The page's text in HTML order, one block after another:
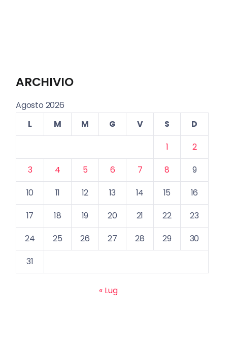
ARCHIVIO
Agosto 2026
L
M M G V S
D
1
2
3
4 5 6 7 8
9
10
11 12 13 14 15
16
17
18 19 20 21 22
23
24
25 26 27 28 29
30
31
« Lug